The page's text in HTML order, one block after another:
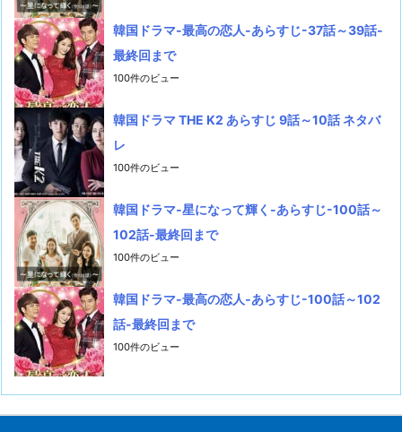
韓国ドラマ-最高の恋人-あらすじ-37話～39話-
最終回まで
100件のビュー
韓国ドラマ THE K2 あらすじ 9話～10話 ネタバ
レ
100件のビュー
韓国ドラマ-星になって輝く-あらすじ-100話～
102話-最終回まで
100件のビュー
韓国ドラマ-最高の恋人-あらすじ-100話～102
話-最終回まで
100件のビュー